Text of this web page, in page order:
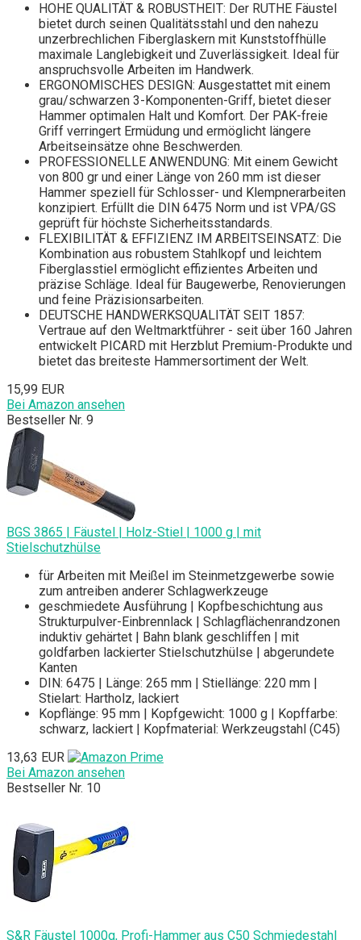
HOHE QUALITÄT & ROBUSTHEIT: Der RUTHE Fäustel
bietet durch seinen Qualitätsstahl und den nahezu
unzerbrechlichen Fiberglaskern mit Kunststoffhülle
maximale Langlebigkeit und Zuverlässigkeit. Ideal für
anspruchsvolle Arbeiten im Handwerk.
ERGONOMISCHES DESIGN: Ausgestattet mit einem
grau/schwarzen 3-Komponenten-Griff, bietet dieser
Hammer optimalen Halt und Komfort. Der PAK-freie
Griff verringert Ermüdung und ermöglicht längere
Arbeitseinsätze ohne Beschwerden.
PROFESSIONELLE ANWENDUNG: Mit einem Gewicht
von 800 gr und einer Länge von 260 mm ist dieser
Hammer speziell für Schlosser- und Klempnerarbeiten
konzipiert. Erfüllt die DIN 6475 Norm und ist VPA/GS
geprüft für höchste Sicherheitsstandards.
FLEXIBILITÄT & EFFIZIENZ IM ARBEITSEINSATZ: Die
Kombination aus robustem Stahlkopf und leichtem
Fiberglasstiel ermöglicht effizientes Arbeiten und
präzise Schläge. Ideal für Baugewerbe, Renovierungen
und feine Präzisionsarbeiten.
DEUTSCHE HANDWERKSQUALITÄT SEIT 1857:
Vertraue auf den Weltmarktführer - seit über 160 Jahren
entwickelt PICARD mit Herzblut Premium-Produkte und
bietet das breiteste Hammersortiment der Welt.
15,99 EUR
Bei Amazon ansehen
Bestseller Nr. 9
BGS 3865 | Fäustel | Holz-Stiel | 1000 g | mit
Stielschutzhülse
für Arbeiten mit Meißel im Steinmetzgewerbe sowie
zum antreiben anderer Schlagwerkzeuge
geschmiedete Ausführung | Kopfbeschichtung aus
Strukturpulver-Einbrennlack | Schlagflächenrandzonen
induktiv gehärtet | Bahn blank geschliffen | mit
goldfarben lackierter Stielschutzhülse | abgerundete
Kanten
DIN: 6475 | Länge: 265 mm | Stiellänge: 220 mm |
Stielart: Hartholz, lackiert
Kopflänge: 95 mm | Kopfgewicht: 1000 g | Kopffarbe:
schwarz, lackiert | Kopfmaterial: Werkzeugstahl (C45)
13,63 EUR
Bei Amazon ansehen
Bestseller Nr. 10
S&R Fäustel 1000g, Profi-Hammer aus C50 Schmiedestahl